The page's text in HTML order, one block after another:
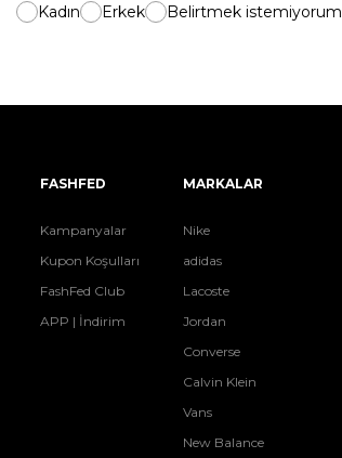
Kadın Erkek Belirtmek istemiyorum
FASHFED
Kampanyalar
Kupon Koşulları
FashFed Club
APP | İndirim
MARKALAR
Nike
adidas
Lacoste
Jordan
Converse
Calvin Klein
Vans
New Balance